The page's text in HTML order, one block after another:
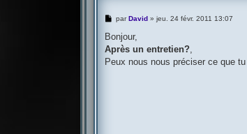
M
s
a
g
parDavid »jeu. 24 févr. 2011 13:07
Bonjour,
Après un entretien?,
Peux nous nous préciser ce que